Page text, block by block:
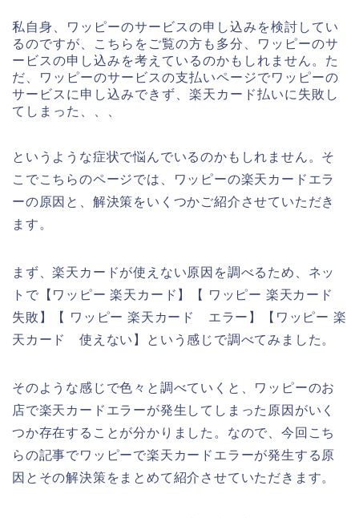
私自身、ワッピーのサービスの申し込みを検討してい
るのですが、こちらをご覧の方も多分、ワッピーのサ
ービスの申し込みを考えているのかもしれません。た
だ、ワッピーのサービスの支払いページでワッピーの
サービスに申し込みできず、楽天カード払いに失敗し
てしまった、、、
というような症状で悩んでいるのかもしれません。そ
こでこちらのページでは、ワッピーの楽天カードエラ
ーの原因と、解決策をいくつかご紹介させていただき
ます。
まず、楽天カードが使えない原因を調べるため、ネッ
トで【ワッピー 楽天カード】【 ワッピー 楽天カード
失敗】【 ワッピー 楽天カード エラー】【ワッピー 楽
天カード 使えない】という感じで調べてみました。
そのような感じで色々と調べていくと、ワッピーのお
店で楽天カードエラーが発生してしまった原因がいく
つか存在することが分かりました。なので、今回こち
らの記事でワッピーで楽天カードエラーが発生する原
因とその解決策をまとめて紹介させていただきます。